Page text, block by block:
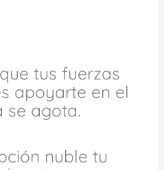
tus fuerzas
apoyarte en el
se agota.
nuble tu